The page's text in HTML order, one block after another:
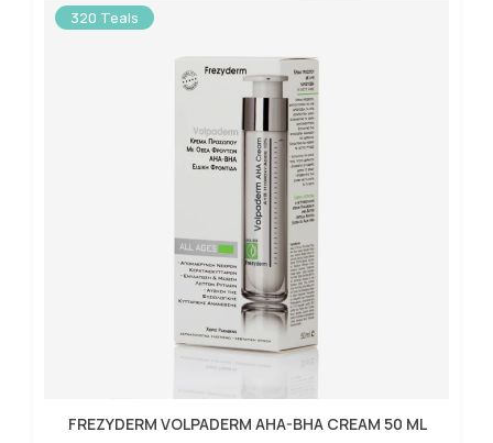
320 Teals
FREZYDERM VOLPADERM AHA-BHA CREAM 50 ML